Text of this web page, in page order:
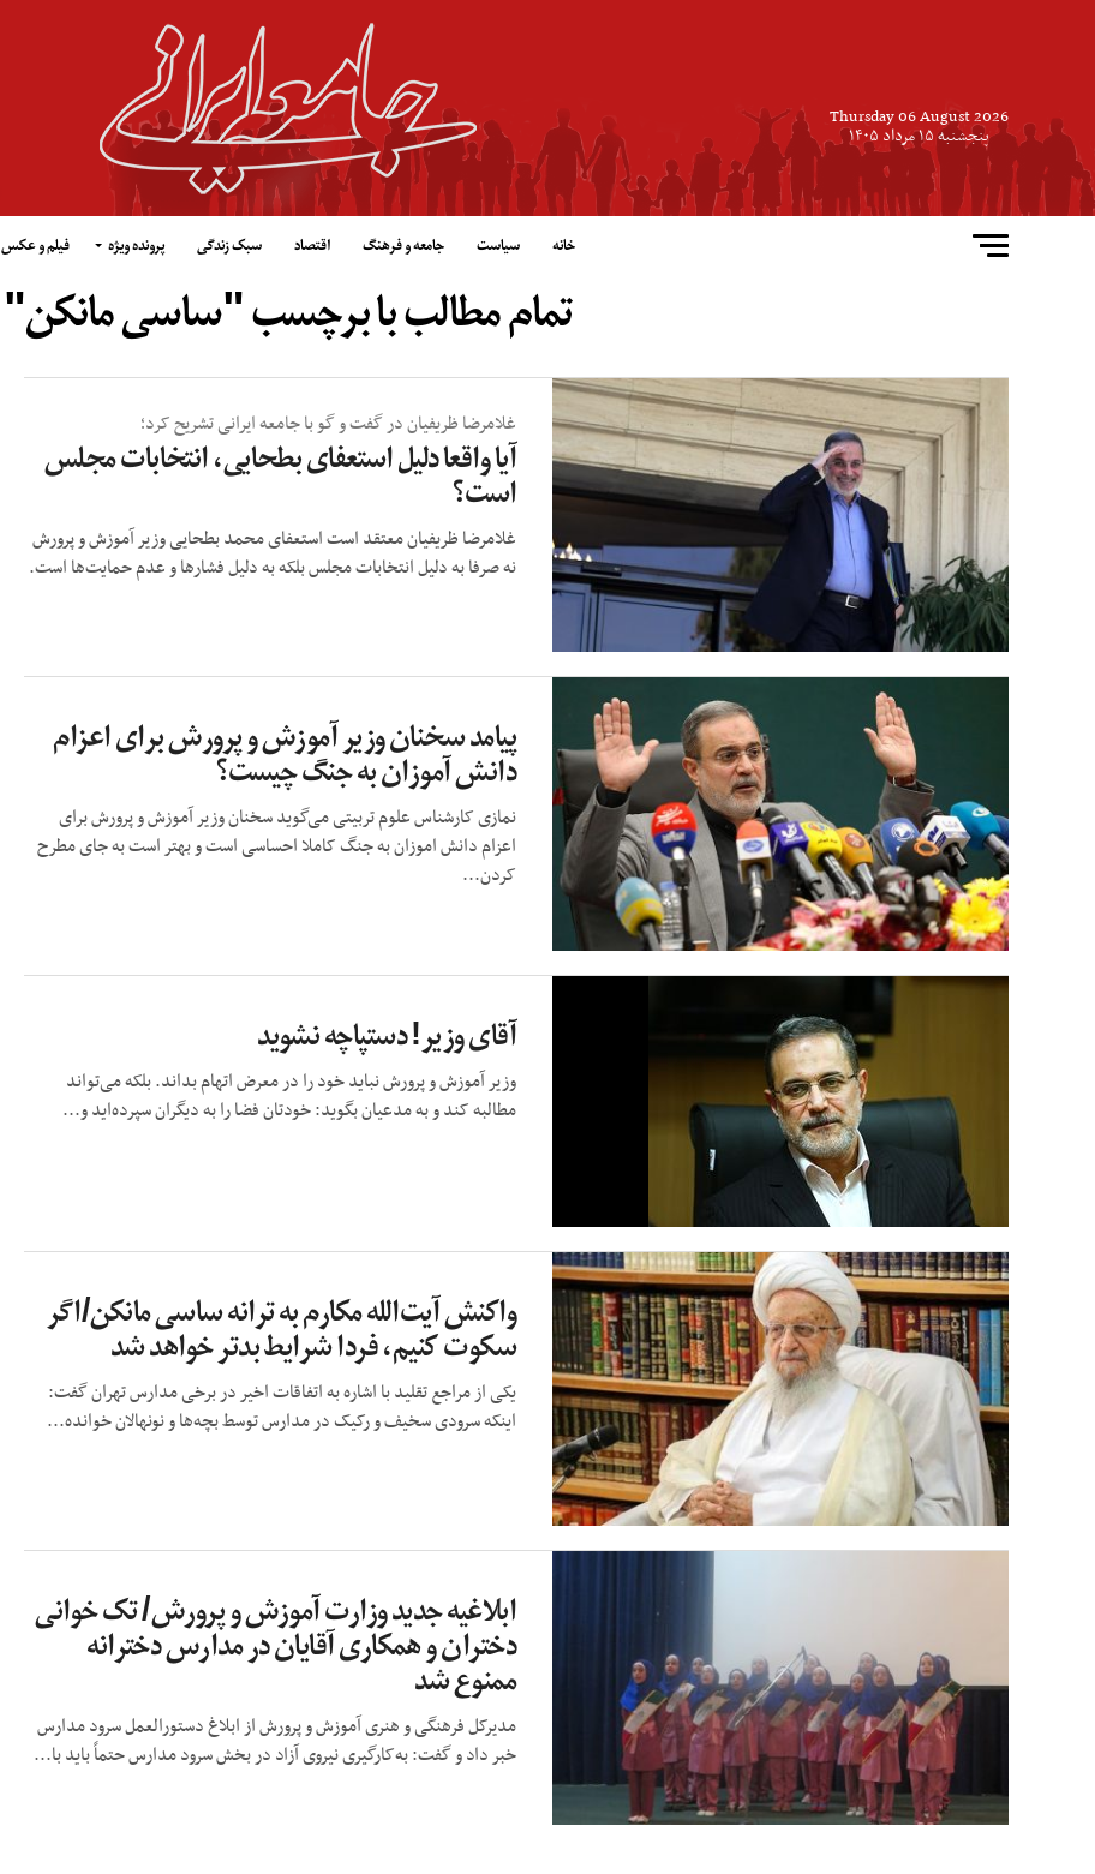
Thursday 06 August 2026
پنجشنبه ۱۵ مرداد ۱۴۰۵
خانه سیاست جامعه و فرهنگ اقتصاد سبک زندگی پرونده ویژه فیلم و عکس
تمام مطالب با برچسب "ساسی مانکن"
غلامرضا ظریفیان در گفت و گو با جامعه ایرانی تشریح کرد؛
آیا واقعا دلیل استعفای بطحایی، انتخابات مجلس
است؟
غلامرضا ظریفیان معتقد است استعفای محمد بطحایی وزیر آموزش و پرورش
نه صرفا به دلیل انتخابات مجلس بلکه به دلیل فشارها و عدم حمایت‌ها است.
پیامد سخنان وزیر آموزش و پرورش برای اعزام
دانش آموزان به جنگ چیست؟
نمازی کارشناس علوم تربیتی می‌گوید سخنان وزیر آموزش و پرورش برای
اعزام دانش اموزان به جنگ کاملا احساسی است و بهتر است به جای مطرح
کردن...
آقای وزیر! دستپاچه نشوید
وزیر آموزش و پرورش نباید خود را در معرض اتهام بداند. بلکه می‌تواند
مطالبه کند و به مدعیان بگوید: خودتان فضا را به دیگران سپرده‌اید و...
واکنش آیت‌الله مکارم به ترانه ساسی مانکن/اگر
سکوت کنیم، فردا شرایط بدتر خواهد شد
یکی از مراجع تقلید با اشاره به اتفاقات اخیر در برخی مدارس تهران گفت:
اینکه سرودی سخیف و رکیک در مدارس توسط بچه‌ها و نونهالان خوانده...
ابلاغیه جدید وزارت آموزش و پرورش/ تک خوانی
دختران و همکاری آقایان در مدارس دخترانه
ممنوع شد
مدیرکل فرهنگی و هنری آموزش و پرورش از ابلاغ دستورالعمل سرود مدارس
خبر داد و گفت: به‌کارگیری نیروی آزاد در بخش سرود مدارس حتماً باید با...